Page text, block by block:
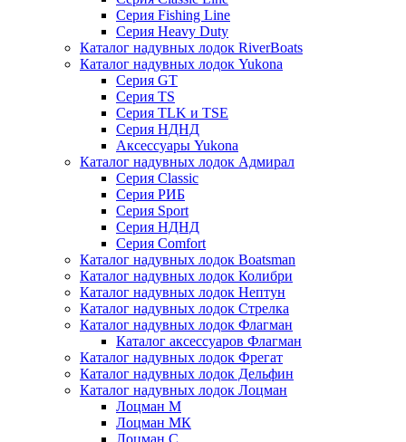
Серия Fishing Line
Серия Heavy Duty
Каталог надувных лодок RiverBoats
Каталог надувных лодок Yukona
Серия GT
Серия TS
Серия TLK и TSE
Серия НДНД
Аксессуары Yukona
Каталог надувных лодок Адмирал
Серия Classic
Серия РИБ
Серия Sport
Серия НДНД
Серия Comfort
Каталог надувных лодок Boatsman
Каталог надувных лодок Колибри
Каталог надувных лодок Нептун
Каталог надувных лодок Стрелка
Каталог надувных лодок Флагман
Каталог аксессуаров Флагман
Каталог надувных лодок Фрегат
Каталог надувных лодок Дельфин
Каталог надувных лодок Лоцман
Лоцман М
Лоцман МК
Лоцман С